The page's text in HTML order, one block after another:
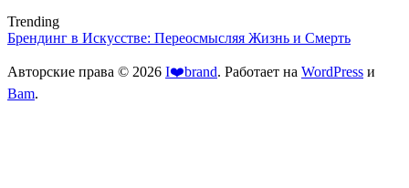
Trending
Брендинг в Искусстве: Переосмысляя Жизнь и Смерть
Авторские права © 2026 I❤️brand. Работает на WordPress и
Bam.